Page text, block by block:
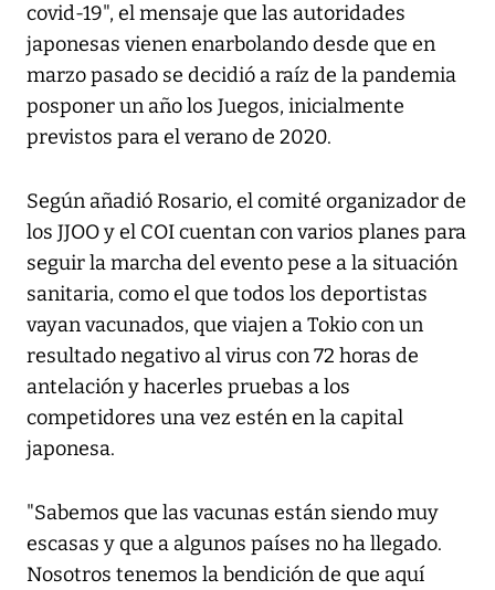
covid-19", el mensaje que las autoridades
japonesas vienen enarbolando desde que en
marzo pasado se decidió a raíz de la pandemia
posponer un año los Juegos, inicialmente
previstos para el verano de 2020.
Según añadió Rosario, el comité organizador de
los JJOO y el COI cuentan con varios planes para
seguir la marcha del evento pese a la situación
sanitaria, como el que todos los deportistas
vayan vacunados, que viajen a Tokio con un
resultado negativo al virus con 72 horas de
antelación y hacerles pruebas a los
competidores una vez estén en la capital
japonesa.
"Sabemos que las vacunas están siendo muy
escasas y que a algunos países no ha llegado.
Nosotros tenemos la bendición de que aquí